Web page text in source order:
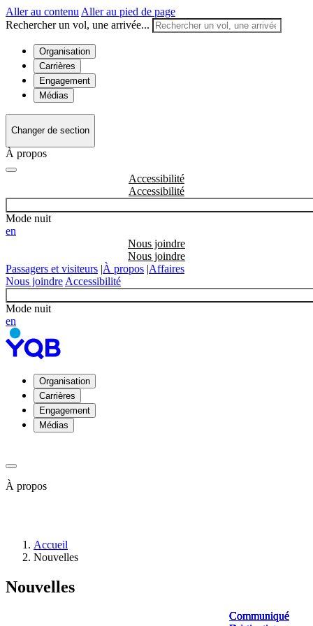
Aller au contenu Aller au pied de page
Rechercher un vol, une arrivée...
Organisation
Carrières
Engagement
Médias
Changer de section
À propos
Accessibilité
Mode nuit
en
Nous joindre
Passagers et visiteurs |À propos |Affaires
Nous joindre Accessibilité
Mode nuit
en
Organisation
Carrières
Engagement
Médias
À propos
propos
de
Direction
et
Accueil
Nouvelles
Nouvelles
Communiqué
Communiqué
Communiqué
Communiqué